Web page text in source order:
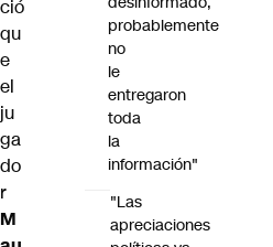
ció
qu
e
el
ju
ga
do
r
M
probablemente
no
le
entregaron
toda
la
información"
"Las
apreciaciones